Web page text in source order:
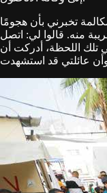
تخبرني بأن هجومًا
منه. قالوا لي: اتصل
تلك اللحظة، أدركت أن